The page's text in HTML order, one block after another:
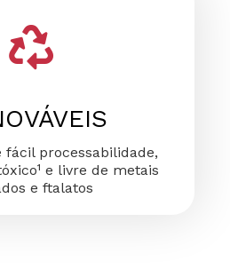
fácil processabilidade,
e livre de metais
e ftalatos